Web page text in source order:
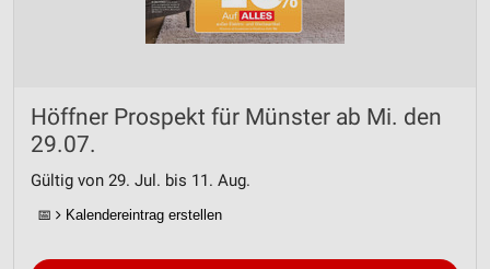
Höffner Prospekt für Münster ab Mi. den
29.07.
Gültig von 29. Jul. bis 11. Aug.
📅 Kalendereintrag erstellen